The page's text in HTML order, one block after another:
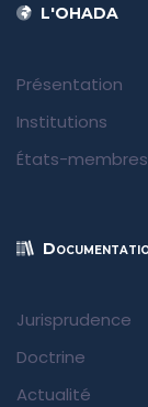
L'OHADA
Présentation
Institutions
États-membres
Jurisprudence
Doctrine
Actualité